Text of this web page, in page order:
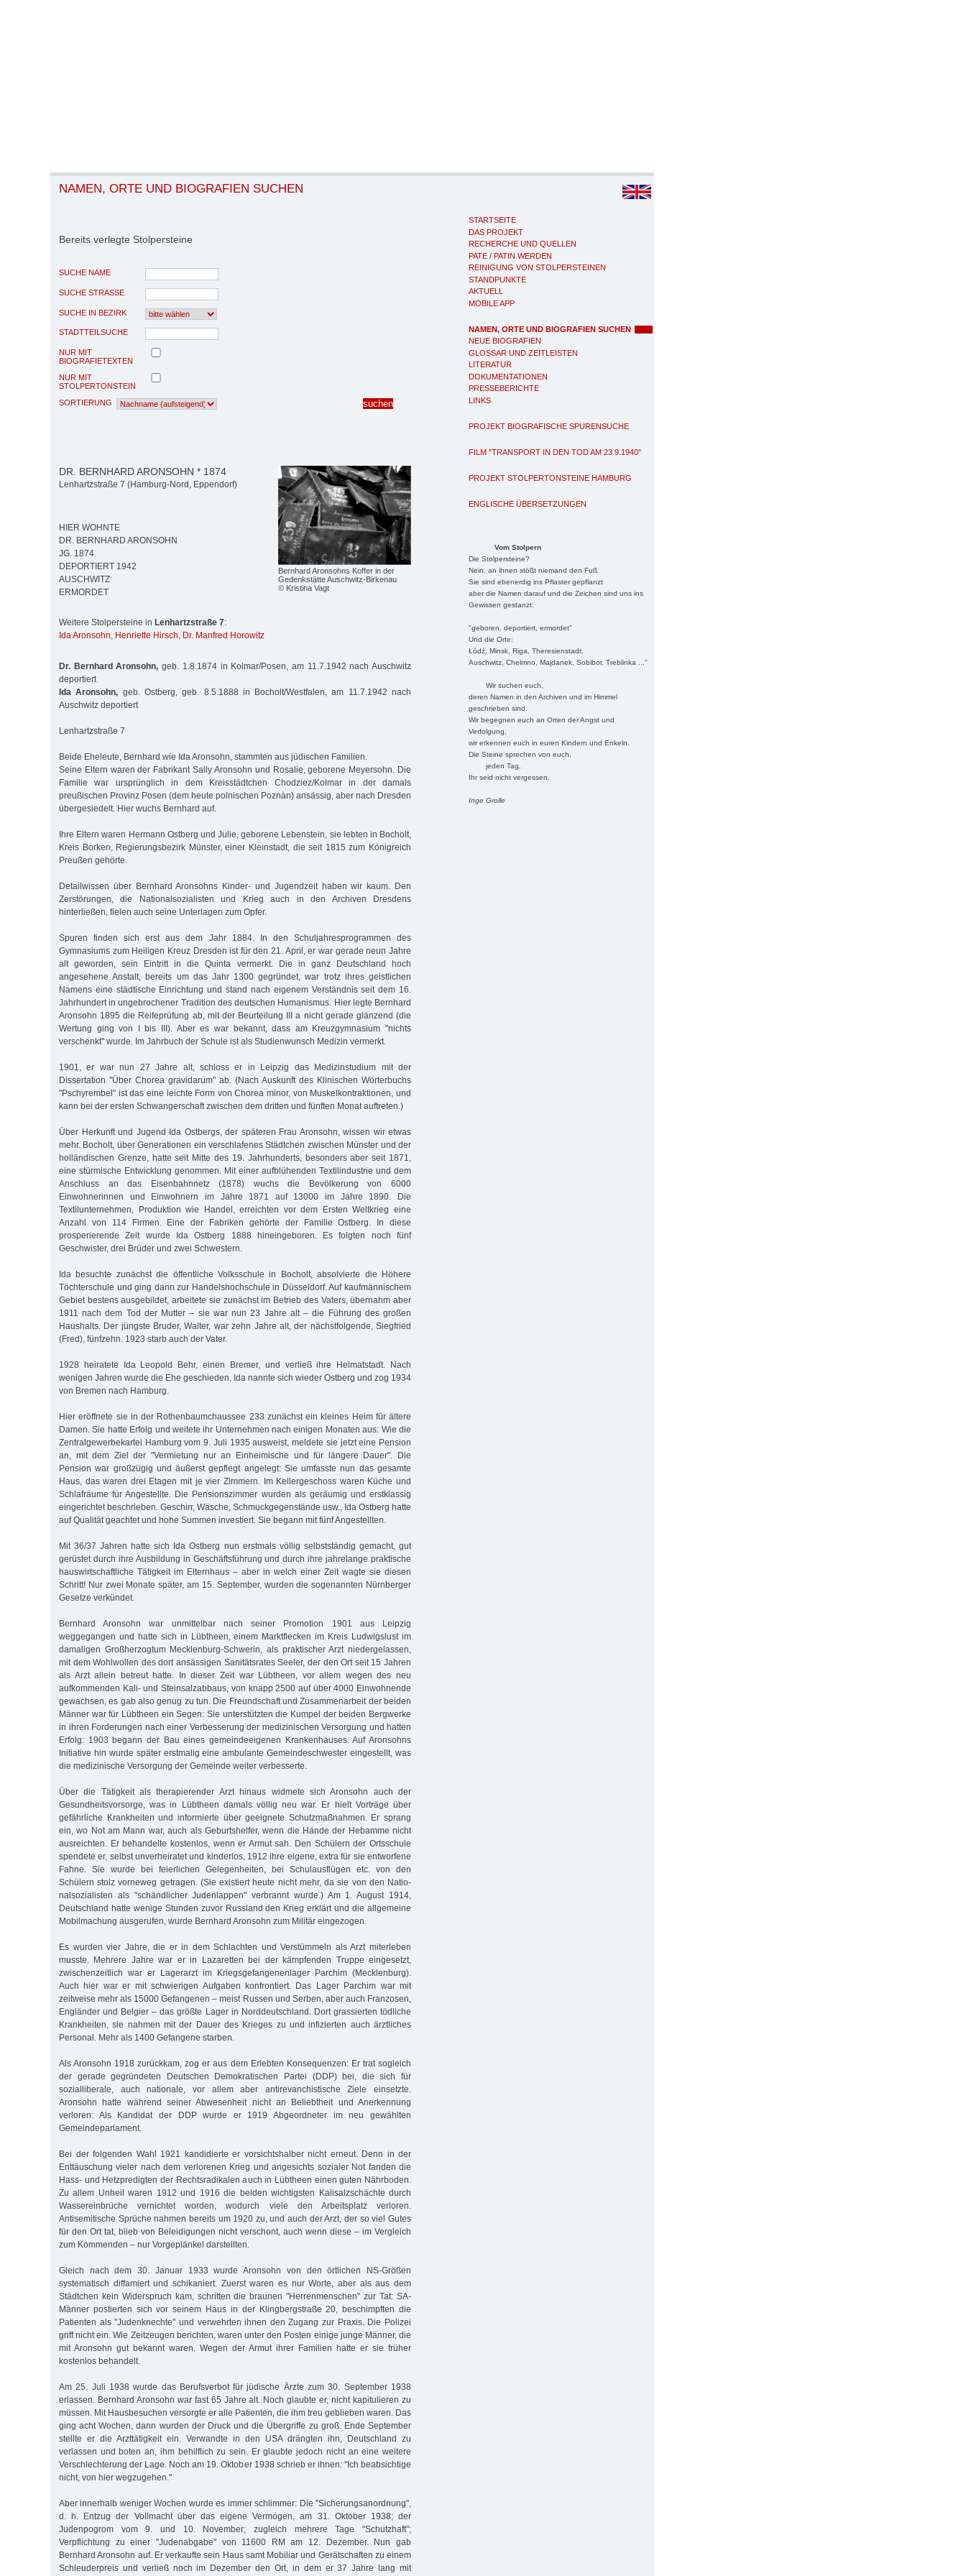
STARTSEITE
DAS PROJEKT
RECHERCHE UND QUELLEN
PATE / PATIN WERDEN
REINIGUNG VON STOLPERSTEINEN
STANDPUNKTE
AKTUELL
MOBILE APP
NAMEN, ORTE UND BIOGRAFIEN SUCHEN
NEUE BIOGRAFIEN
GLOSSAR UND ZEITLEISTEN
LITERATUR
DOKUMENTATIONEN
PRESSEBERICHTE
LINKS
PROJEKT BIOGRAFISCHE SPURENSUCHE
FILM "TRANSPORT IN DEN TOD AM 23.9.1940"
PROJEKT STOLPERTONSTEINE HAMBURG
ENGLISCHE ÜBERSETZUNGEN
Vom Stolpern
Die Stolpersteine?
Nein, an ihnen stößt niemand den Fuß
Sie sind ebenerdig ins Pflaster gepflanzt
aber die Namen darauf und die Zeichen sind uns ins
Gewissen gestanzt:
"geboren, deportiert, ermordet"
Und die Orte:
Łódź, Minsk, Riga, Theresienstadt,
Auschwitz, Chelmno, Majdanek, Sobibor, Treblinka ..."
Wir suchen euch,
deren Namen in den Archiven und im Himmel
geschrieben sind.
Wir begegnen euch an Orten der Angst und
Verfolgung,
wir erkennen euch in euren Kindern und Enkeln.
Die Steine sprechen von euch,
jeden Tag.
Ihr seid nicht vergessen.
Inge Grolle
NAMEN, ORTE UND BIOGRAFIEN SUCHEN
Bereits verlegte Stolpersteine
SUCHE NAME
SUCHE STRASSE
SUCHE IN BEZIRK
STADTTEILSUCHE
NUR MIT
BIOGRAFIETEXTEN
NUR MIT
STOLPERTONSTEIN
SORTIERUNG
Bernhard Aronsohns Koffer in der
Gedenkstätte Auschwitz-Birkenau
© Kristina Vagt
DR. BERNHARD ARONSOHN * 1874
Lenhartzstraße 7 (Hamburg-Nord, Eppendorf)
HIER WOHNTE
DR. BERNHARD ARONSOHN
JG. 1874
DEPORTIERT 1942
AUSCHWITZ
ERMORDET
Weitere Stolpersteine in Lenhartzstraße 7:
Ida Aronsohn, Henriette Hirsch, Dr. Manfred Horowitz
Dr. Bernhard Aronsohn, geb. 1.8.1874 in Kolmar/Posen, am 11.7.1942 nach Auschwitz
deportiert
Ida Aronsohn, geb. Ostberg, geb. 8.5.1888 in Bocholt/Westfalen, am 11.7.1942 nach
Auschwitz deportiert
Lenhartzstraße 7
Beide Eheleute, Bernhard wie Ida Aronsohn, stammten aus jüdischen Familien.
Seine Eltern waren der Fabrikant Sally Aronsohn und Rosalie, geborene Meyersohn. Die
Familie war ursprünglich in dem Kreisstädtchen Chodziez/Kolmar in der damals
preußischen Provinz Posen (dem heute polnischen Poznàn) ansässig, aber nach Dresden
übergesiedelt. Hier wuchs Bernhard auf.
Ihre Eltern waren Hermann Ostberg und Julie, geborene Lebenstein, sie lebten in Bocholt,
Kreis Borken, Regierungsbezirk Münster, einer Kleinstadt, die seit 1815 zum Königreich
Preußen gehörte.
Detailwissen über Bernhard Aronsohns Kinder- und Jugendzeit haben wir kaum. Den
Zerstörungen, die Nationalsozialisten und Krieg auch in den Archiven Dresdens
hinterließen, fielen auch seine Unterlagen zum Opfer.
Spuren finden sich erst aus dem Jahr 1884. In den Schuljahresprogrammen des
Gymnasiums zum Heiligen Kreuz Dresden ist für den 21. April, er war gerade neun Jahre
alt geworden, sein Eintritt in die Quinta vermerkt. Die in ganz Deutschland hoch
angesehene Anstalt, bereits um das Jahr 1300 gegründet, war trotz ihres geistlichen
Namens eine städtische Einrichtung und stand nach eigenem Verständnis seit dem 16.
Jahrhundert in ungebrochener Tradition des deutschen Humanismus. Hier legte Bernhard
Aronsohn 1895 die Reifeprüfung ab, mit der Beurteilung III a nicht gerade glänzend (die
Wertung ging von I bis III). Aber es war bekannt, dass am Kreuzgymnasium "nichts
verschenkt" wurde. Im Jahrbuch der Schule ist als Studienwunsch Medizin vermerkt.
1901, er war nun 27 Jahre alt, schloss er in Leipzig das Medizinstudium mit der
Dissertation "Über Chorea gravidarum" ab. (Nach Auskunft des Klinischen Wörterbuchs
"Pschyrembel" ist das eine leichte Form von Chorea minor, von Muskelkontraktionen, und
kann bei der ersten Schwangerschaft zwischen dem dritten und fünften Monat auftreten.)
Über Herkunft und Jugend Ida Ostbergs, der späteren Frau Aronsohn, wissen wir etwas
mehr. Bocholt, über Generationen ein verschlafenes Städtchen zwischen Münster und der
holländischen Grenze, hatte seit Mitte des 19. Jahrhunderts, besonders aber seit 1871,
eine stürmische Entwicklung genommen. Mit einer aufblühenden Textilindustrie und dem
An­schluss an das Eisenbahnnetz (1878) wuchs die Bevölkerung von 6000
Einwohnerinnen und Einwohnern im Jahre 1871 auf 13000 im Jahre 1890. Die
Textilunternehmen, Produktion wie Handel, erreichten vor dem Ersten Weltkrieg eine
Anzahl von 114 Firmen. Eine der Fabriken gehörte der Familie Ostberg. In diese
prosperierende Zeit wurde Ida Ostberg 1888 hineingeboren. Es folgten noch fünf
Geschwister, drei Brüder und zwei Schwestern.
Ida besuchte zunächst die öffentliche Volksschule in Bocholt, absolvierte die Höhere
Töchterschule und ging dann zur Handelshochschule in Düsseldorf. Auf kaufmännischem
Gebiet bestens ausgebildet, arbeitete sie zunächst im Betrieb des Vaters, übernahm aber
1911 nach dem Tod der Mutter – sie war nun 23 Jahre alt – die Führung des großen
Haushalts. Der jüngste Bruder, Walter, war zehn Jahre alt, der nächstfolgende, Siegfried
(Fred), fünfzehn. 1923 starb auch der Vater.
1928 heiratete Ida Leopold Behr, einen Bremer, und verließ ihre Heimatstadt. Nach
wenigen Jahren wurde die Ehe geschieden. Ida nannte sich wieder Ostberg und zog 1934
von Bremen nach Hamburg.
Hier eröffnete sie in der Rothenbaumchaussee 233 zunächst ein kleines Heim für ältere
Damen. Sie hatte Erfolg und weitete ihr Unternehmen nach einigen Monaten aus: Wie die
Zentralgewerbekartei Hamburg vom 9. Juli 1935 ausweist, meldete sie jetzt eine Pension
an, mit dem Ziel der "Vermietung nur an Einheimische und für längere Dauer". Die
Pension war großzügig und äußerst gepflegt angelegt: Sie umfasste nun das gesamte
Haus, das waren drei Etagen mit je vier Zimmern. Im Kellergeschoss waren Küche und
Schlafräume für Angestellte. Die Pensionszimmer wurden als geräumig und erstklassig
eingerichtet beschrieben. Geschirr, Wäsche, Schmuckgegenstände usw., Ida Ostberg hatte
auf Qualität geachtet und hohe Summen investiert. Sie begann mit fünf Angestellten.
Mit 36/37 Jahren hatte sich Ida Ostberg nun erstmals völlig selbstständig gemacht, gut
gerüstet durch ihre Ausbildung in Geschäftsführung und durch ihre jahrelange praktische
hauswirtschaftliche Tätigkeit im Elternhaus – aber in welch einer Zeit wagte sie diesen
Schritt! Nur zwei Monate später, am 15. September, wurden die sogenannten Nürnberger
Gesetze verkündet.
Bernhard Aronsohn war unmittelbar nach seiner Promotion 1901 aus Leipzig
weggegangen und hatte sich in Lübtheen, einem Marktflecken im Kreis Ludwigslust im
damaligen Großherzogtum Mecklenburg-Schwerin, als praktischer Arzt niedergelassen,
mit dem Wohlwollen des dort ansässigen Sanitätsrates Seeler, der den Ort seit 15 Jahren
als Arzt allein betreut hatte. In dieser Zeit war Lübtheen, vor allem wegen des neu
aufkommenden Kali- und Steinsalzabbaus, von knapp 2500 auf über 4000 Einwohnende
gewachsen, es gab also genug zu tun. Die Freundschaft und Zusammenarbeit der beiden
Männer war für Lübtheen ein Segen: Sie unterstützten die Kumpel der beiden Bergwerke
in ihren Forderungen nach einer Verbesserung der medizinischen Versorgung und hatten
Erfolg: 1903 begann der Bau eines gemeindeeigenen Krankenhauses. Auf Aronsohns
Initiative hin wurde später erstmalig eine ambulante Gemeindeschwester eingestellt, was
die medizinische Versorgung der Gemeinde weiter verbesserte.
Über die Tätigkeit als therapierender Arzt hinaus widmete sich Aronsohn auch der
Gesundheitsvorsorge, was in Lübtheen damals völlig neu war. Er hielt Vorträge über
gefährliche Krank­heiten und informierte über geeignete Schutzmaßnahmen. Er sprang
ein, wo Not am Mann war, auch als Geburtshelfer, wenn die Hände der Hebamme nicht
ausreichten. Er behandelte kostenlos, wenn er Armut sah. Den Schülern der Ortsschule
spendete er, selbst unverheiratet und kinderlos, 1912 ihre eigene, extra für sie ent­worfene
Fahne. Sie wurde bei feierlichen Gelegenheiten, bei Schulausflügen etc. von den
Schülern stolz vorneweg getragen. (Sie existiert heute nicht mehr, da sie von den Natio­
nal­sozialisten als "schändlicher Judenlappen" verbrannt wurde.) Am 1. August 1914,
Deutschland hatte wenige Stunden zuvor Russland den Krieg erklärt und die allgemeine
Mobilmachung ausgerufen, wurde Bernhard Aronsohn zum Militär eingezogen.
Es wurden vier Jahre, die er in dem Schlachten und Verstümmeln als Arzt miterleben
musste. Mehrere Jahre war er in Lazaretten bei der kämpfenden Truppe eingesetzt,
zwischenzeitlich war er Lagerarzt im Kriegsgefangenenlager Parchim (Mecklenburg).
Auch hier war er mit schwierigen Aufgaben konfrontiert. Das Lager Parchim war mit
zeitweise mehr als 15000 Gefangenen – meist Russen und Serben, aber auch Franzosen,
Engländer und Belgier – das größte Lager in Norddeutschland. Dort grassierten tödliche
Krankheiten, sie nahmen mit der Dauer des Krieges zu und infizierten auch ärztliches
Personal. Mehr als 1400 Gefangene starben.
Als Aronsohn 1918 zurückkam, zog er aus dem Erlebten Konsequenzen: Er trat sogleich
der gerade gegründeten Deutschen Demokratischen Partei (DDP) bei, die sich für
sozialliberale, auch nationale, vor allem aber antirevanchistische Ziele einsetzte.
Aronsohn hatte während seiner Abwesenheit nicht an Beliebtheit und Anerkennung
verloren: Als Kandidat der DDP wurde er 1919 Abgeordneter im neu gewählten
Gemeindeparlament.
Bei der folgenden Wahl 1921 kandidierte er vorsichtshalber nicht erneut. Denn in der
Enttäuschung vieler nach dem verlorenen Krieg und angesichts sozialer Not fanden die
Hass- und Hetzpredigten der Rechtsradikalen auch in Lübtheen einen guten Nährboden.
Zu allem Unheil waren 1912 und 1916 die beiden wichtigsten Kalisalzschächte durch
Wassereinbrüche vernichtet worden, wodurch viele den Arbeitsplatz verloren.
Antisemitische Sprüche nahmen bereits um 1920 zu, und auch der Arzt, der so viel Gutes
für den Ort tat, blieb von Beleidigungen nicht verschont, auch wenn diese – im Vergleich
zum Kommenden – nur Vorgeplänkel darstellten.
Gleich nach dem 30. Januar 1933 wurde Aronsohn von den örtlichen NS-Größen
systematisch diffamiert und schikaniert. Zuerst waren es nur Worte, aber als aus dem
Städtchen kein Widerspruch kam, schritten die braunen "Herrenmenschen" zur Tat: SA-
Männer postierten sich vor seinem Haus in der Klingbergstraße 20, beschimpften die
Patienten als "Judenknechte" und verwehrten ihnen den Zugang zur Praxis. Die Polizei
griff nicht ein. Wie Zeitzeugen berichten, waren unter den Posten einige junge Männer, die
mit Aronsohn gut bekannt waren. Wegen der Armut ihrer Familien hatte er sie früher
kostenlos behandelt.
Am 25. Juli 1938 wurde das Berufsverbot für jüdische Ärzte zum 30. September 1938
erlassen. Bernhard Aronsohn war fast 65 Jahre alt. Noch glaubte er, nicht kapitulieren zu
müssen. Mit Hausbesuchen versorgte er alle Patienten, die ihm treu geblieben waren. Das
ging acht Wochen, dann wurden der Druck und die Übergriffe zu groß. Ende September
stellte er die Arzttätigkeit ein. Verwandte in den USA drängten ihn, Deutschland zu
verlassen und boten an, ihm behilflich zu sein. Er glaubte jedoch nicht an eine weitere
Verschlechterung der Lage. Noch am 19. Oktober 1938 schrieb er ihnen: "Ich beabsichtige
nicht, von hier wegzugehen."
Aber innerhalb weniger Wochen wurde es immer schlimmer: Die "Sicherungsanordnung",
d. h. Entzug der Vollmacht über das eigene Vermögen, am 31. Oktober 1938; der
Judenpogrom vom 9. und 10. November; zugleich mehrere Tage "Schutzhaft";
Verpflichtung zu einer "Judenabgabe" von 11600 RM am 12. Dezember. Nun gab
Bernhard Aronsohn auf. Er verkaufte sein Haus samt Mobiliar und Gerätschaften zu einem
Schleuderpreis und verließ noch im Dezember den Ort, in dem er 37 Jahre lang mit